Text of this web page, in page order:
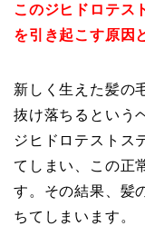
このジヒドロテス
を引き起こす原因
新しく生えた髪の
抜け落ちるという
ジヒドロテストス
てしまい、この正
す。その結果、髪
ちてしまいます。